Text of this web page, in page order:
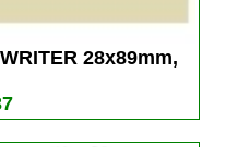
28x89mm,